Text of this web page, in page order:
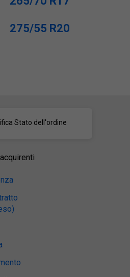
275/55 R20
Stato dell'ordine